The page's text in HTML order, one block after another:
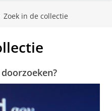
Zoek in de collectie